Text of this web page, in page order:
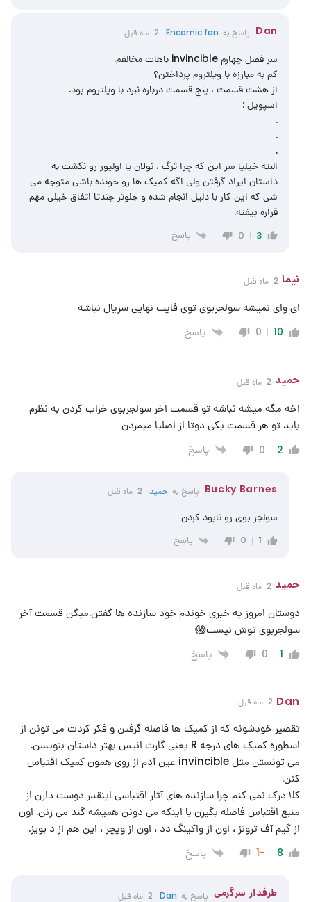
Dan پاسخ به Encomic fan 2 ماه قبل
سر فصل چهارم invincible باهات مخالفم.
کم به مبارزه با ویلتروم پرداختن؟
از هشت قسمت ، پنج قسمت درباره نبرد با ویلتروم بود.
اسپویل :
.
.
.
البته خیلیا سر این که چرا ثرگ ، نولان یا اولیور رو نکشت به
داستان ایراد گرفتن ولی اگه کمیک ها رو خونده باشی متوجه می
شی که این کار با دلیل انجام شده و جلوتر چندتا اتفاق خیلی مهم
قراره بیفته.
3
0 پاسخ
نیما 2 ماه قبل
ای وای نمیشه سولجربوی توی فایت نهایی سریال نباشه
10
0 پاسخ
حمید 2 ماه قبل
اخه مگه میشه نباشه تو قسمت اخر سولجربوی خراب کردن به نظرم
باید تو هر قسمت یکی دوتا از اصلیا میمردن
2
0 پاسخ
Bucky Barnes پاسخ به حمید 2 ماه قبل
سولجر بوی رو نابود کردن
1
0 پاسخ
حمید 2 ماه قبل
دوستان امروز یه خبری خوندم خود سازنده ها گفتن.میگن قسمت آخر
سولجربوی توش نیست😱
1
0 پاسخ
Dan 2 ماه قبل
تقصیر خودشونه که از کمیک ها فاصله گرفتن و فکر کردت می تونن از
اسطوره کمیک های درجه R یعنی گارث انیس بهتر داستان بنویسن.
می تونستن مثل invincible عین آدم از روی همون کمیک اقتباس
کنن.
کلا درک نمی کنم چرا سازنده های آثار اقتباسی اینقدر دوست دارن از
منبع اقتباس فاصله بگیرن با اینکه می دونن همیشه گند می زنن. اون
از گیم آف ترونز ، اون از واکینگ دد ، اون از ویچر ، این هم از د بویز.
8
-1 پاسخ
طرفدار سرگرمی پاسخ به Dan 2 ماه قبل